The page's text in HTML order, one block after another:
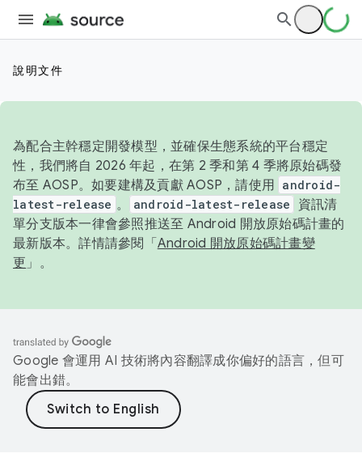
說明文件
為配合主幹穩定開發模型，並確保生態系統的平台穩定
性，我們將自 2026 年起，在第 2 季和第 4 季將原始碼發
布至 AOSP。如要建構及貢獻 AOSP，請使用 android-
latest-release 。 android-latest-release
資訊清
單分支版本一律會參照推送至 Android 開放原始碼計畫的
最新版本。詳情請參閱「 Android 開放原始碼計畫變
更 」。
Google 會運用 AI 技術將內容翻譯成你偏好的語言，但可
能會出錯。